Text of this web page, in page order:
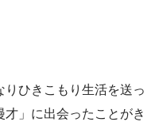
りひきこもり生活を送っ
」に出会ったことがき